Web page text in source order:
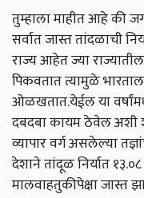
तुम्हाला माहीत आहे की
सर्वात जास्त तांदळाची
राज्य आहेत ज्या
पिकवतात त्यामुळे
ओळखतात.येईल या
दबदबा कायम ठेवेल अशी
व्यापार वर्ग असलेल्या
देशाने तांदूळ निर्यात
मालवाहतुकीपेक्षा जास्त